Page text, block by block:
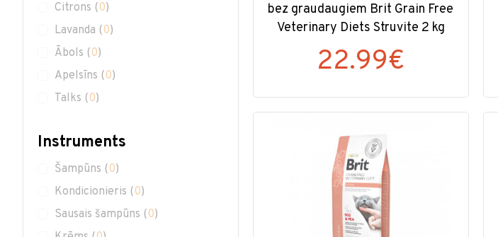
Citrons (0)
Lavanda (0)
Ābols (0)
Apelsīns (0)
Talks (0)
Instruments
Šampūns (0)
Kondicionieris (0)
Sausais šampūns (0)
bez graudaugiem Brit Grain Free
Veterinary Diets Struvite 2 kg
22.99€